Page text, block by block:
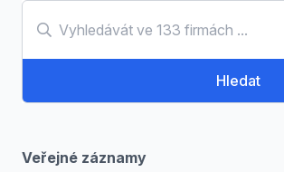
Hledat
Veřejné záznamy